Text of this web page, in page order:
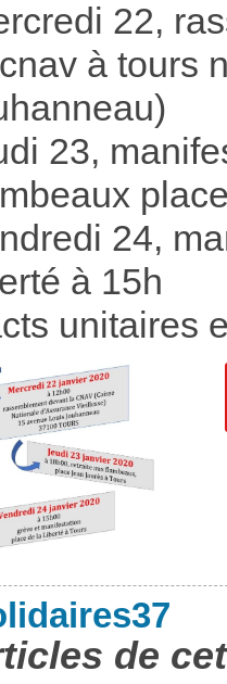
22,
à tours
23,
24,
à 15h
unitaires
de